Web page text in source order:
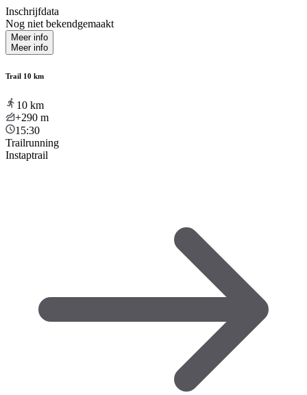
Inschrijfdata
Nog niet bekendgemaakt
Meer info
Meer info
Trail 10 km
10 km
+290 m
15:30
Trailrunning
Instaptrail